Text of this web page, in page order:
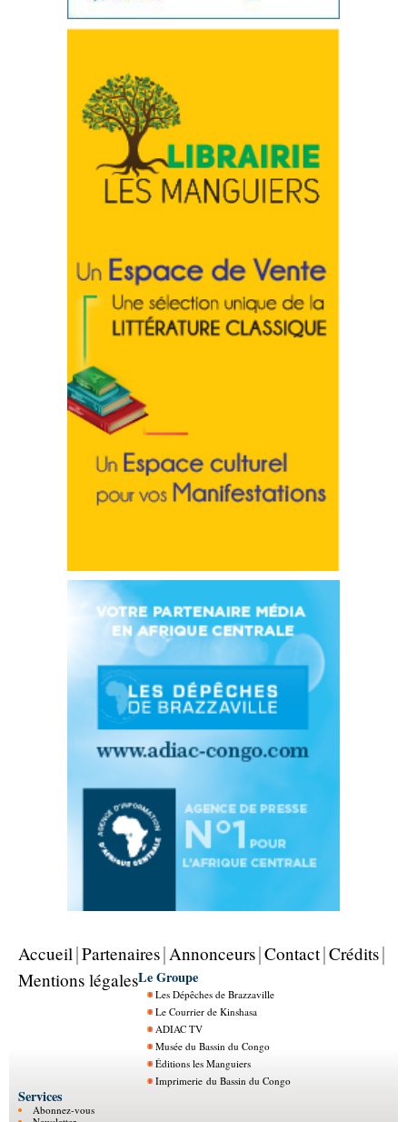
Accueil Partenaires Annonceurs Contact Crédits
Mentions légalesLe Groupe
Les Dépêches de Brazzaville
Le Courrier de Kinshasa
ADIAC TV
Musée du Bassin du Congo
Éditions les Manguiers
Imprimerie du Bassin du Congo
Services
Abonnez-vous